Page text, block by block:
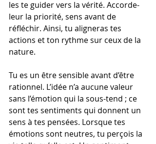
les te guider vers la vérité. Accorde-
leur la priorité, sens avant de
réfléchir. Ainsi, tu aligneras tes
actions et ton rythme sur ceux de la
nature.
Tu es un être sensible avant d’être
rationnel. L’idée n’a aucune valeur
sans l’émotion qui la sous-tend ; ce
sont tes sentiments qui donnent un
sens à tes pensées. Lorsque tes
émotions sont neutres, tu perçois la